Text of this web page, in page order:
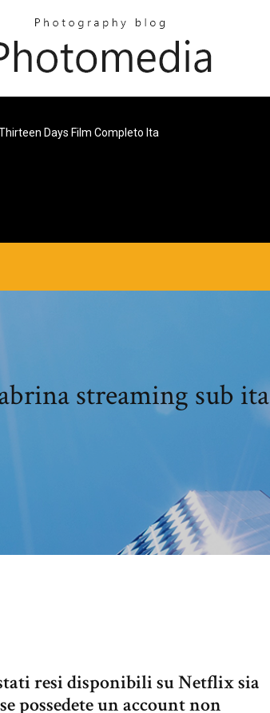
Days Film Completo Ita
streaming sub ita
resi disponibili su Netflix sia
possedete un account non